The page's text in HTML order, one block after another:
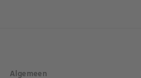
Algemeen